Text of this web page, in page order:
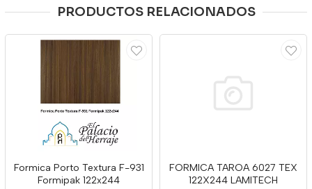
PRODUCTOS RELACIONADOS
Formica Porto Textura F-931
Formipak 122x244
FORMICA TAROA 6027 TEX
122X244 LAMITECH